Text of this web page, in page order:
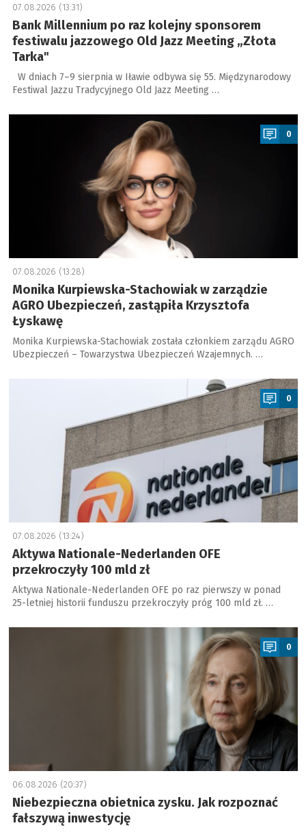
07.08.2026 (13:31)
Bank Millennium po raz kolejny sponsorem
festiwalu jazzowego Old Jazz Meeting „Złota
Tarka"
W dniach 7–9 sierpnia w Iławie odbywa się 55. Międzynarodowy
Festiwal Jazzu Tradycyjnego Old Jazz Meeting …
a
0
07.08.2026 (13:28)
Monika Kurpiewska-Stachowiak w zarządzie
AGRO Ubezpieczeń, zastąpiła Krzysztofa
Łyskawę
Monika Kurpiewska-Stachowiak została członkiem zarządu AGRO
Ubezpieczeń – Towarzystwa Ubezpieczeń Wzajemnych. …
0
07.08.2026 (13:24)
Aktywa Nationale-Nederlanden OFE
przekroczyły 100 mld zł
Aktywa Nationale-Nederlanden OFE po raz pierwszy w ponad
25-letniej historii funduszu przekroczyły próg 100 mld zł. …
a
0
06.08.2026 (20:37)
Niebezpieczna obietnica zysku. Jak rozpoznać
fałszywą inwestycję